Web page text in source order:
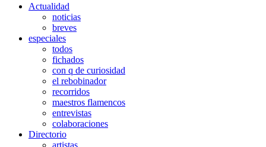
Actualidad
noticias
breves
especiales
todos
fichados
con q de curiosidad
el rebobinador
recorridos
maestros flamencos
entrevistas
colaboraciones
Directorio
artistas